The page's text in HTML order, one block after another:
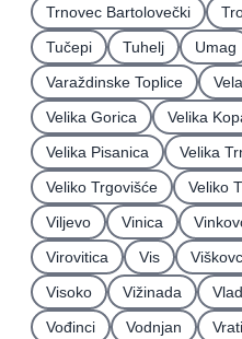
Trnovec Bartolovečki
Tučepi
Tuhelj Umag
Varaždinske Toplice
Velika Gorica
Velika
Velika Pisanica
Velika
Veliko Trgovišće
Veliko
Viljevo
Vinica
Virovitica
Vis
Visoko
Vižinada
Vođinci
Vodnjan